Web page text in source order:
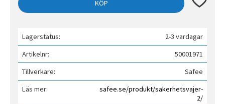
KÖP
Lagerstatus
2-3 vardagar
Artikelnr
50001971
Tillverkare
Safee
Läs mer
safee.se/produkt/sakerhetsvajer-
2/